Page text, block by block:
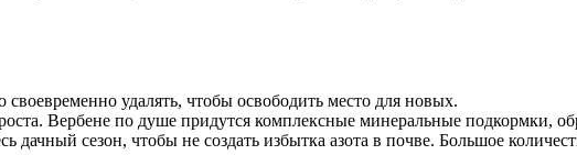
удалять, чтобы освободить место для новых.
Вербене по душе придутся комплексные минеральные подкормки,
дачный сезон, чтобы не создать избытка азота в почве. Большое